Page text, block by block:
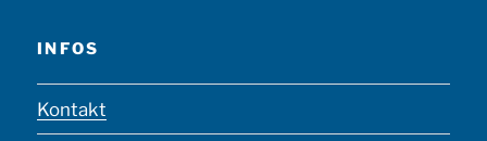
INFOS
Kontakt